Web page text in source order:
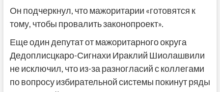
Он подчеркнул, что мажоритарии «готовятся к
тому, чтобы провалить законопроект».
Еще один депутат от мажоритарного округа
Дедоплисцкаро-Сигнахи Ираклий Шиолашвили
не исключил, что из-за разногласий с коллегами
по вопросу избирательной системы покинут ряды